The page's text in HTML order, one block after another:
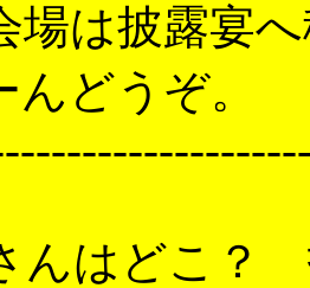
は披露宴
どうぞ。
んはどこ